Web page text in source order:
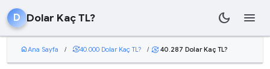
D Dolar Kaç TL? dark_mode menu
homeAna Sayfa / currency_exchange40.000 Dolar Kaç TL? / currency_exchange 40.287 Dolar Kaç TL?